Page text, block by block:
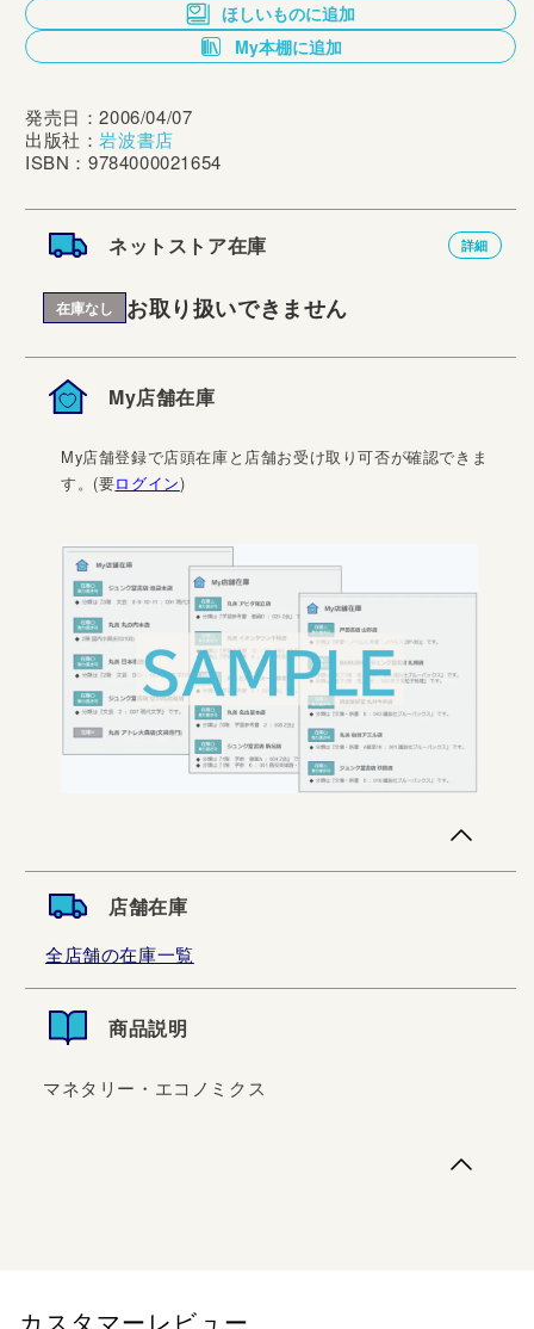
ほしいものに追加
My本棚に追加
発売日：2006/04/07
出版社：岩波書店
ISBN：9784000021654
ネットストア在庫 詳細
在庫なし お取り扱いできません
My店舗在庫
My店舗登録で店頭在庫と店舗お受け取り可否が確認できま
す。(要ログイン)
店舗在庫
全店舗の在庫一覧
商品説明
マネタリー・エコノミクス
カスタマーレビュー